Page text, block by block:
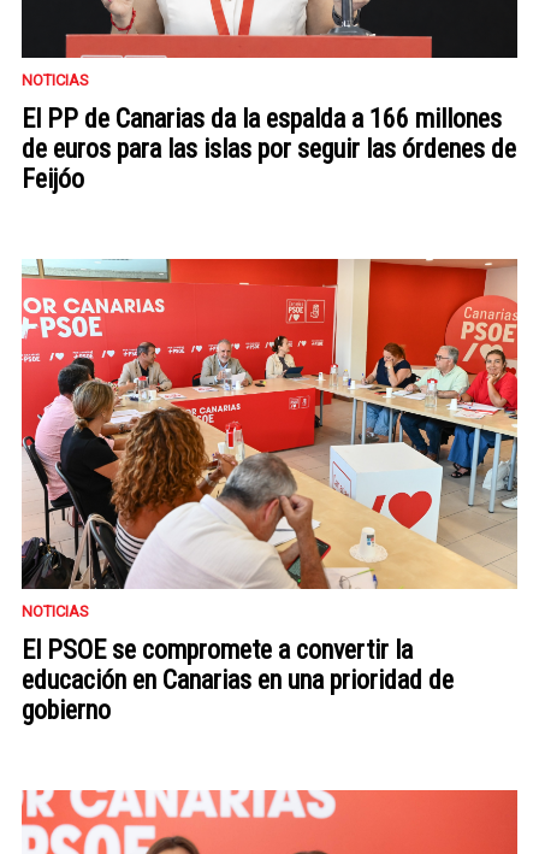
NOTICIAS
El PP de Canarias da la espalda a 166 millones
de euros para las islas por seguir las órdenes de
Feijóo
NOTICIAS
El PSOE se compromete a convertir la
educación en Canarias en una prioridad de
gobierno